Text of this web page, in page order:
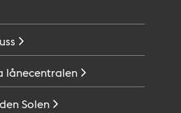
lånecentralen
Solen